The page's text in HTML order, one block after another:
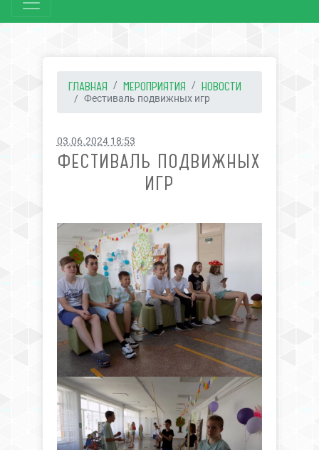
ГЛАВНАЯ МЕРОПРИЯТИЯ НОВОСТИ
Фестиваль подвижных игр
03.06.2024 18:53
ФЕСТИВАЛЬ ПОДВИЖНЫХ
ИГР